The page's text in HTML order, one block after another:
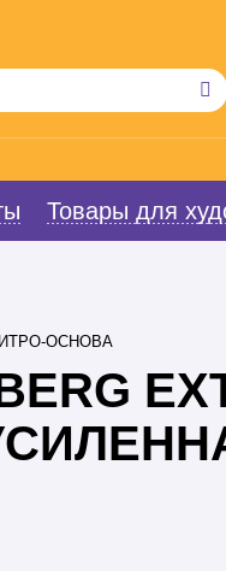
Товары для
ОСНОВА